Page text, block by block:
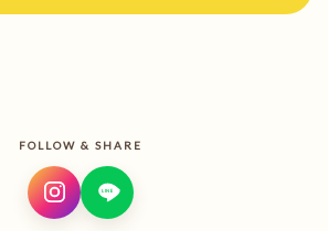
FOLLOW & SHARE
LINE